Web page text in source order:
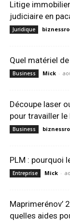
Litige
judiciaire en
Juridique
Quel matériel
Business Mick -
Découpe laser
pour travailler le
Business
PLM : pourquoi
Entreprise Mick -
Maprimerénov’
quelles aides